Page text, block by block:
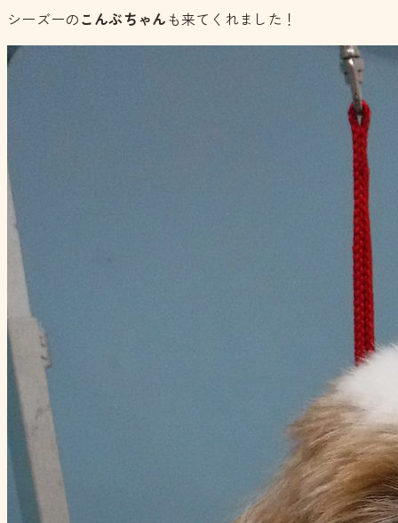
シーズーのこんぶちゃんも来てくれました！